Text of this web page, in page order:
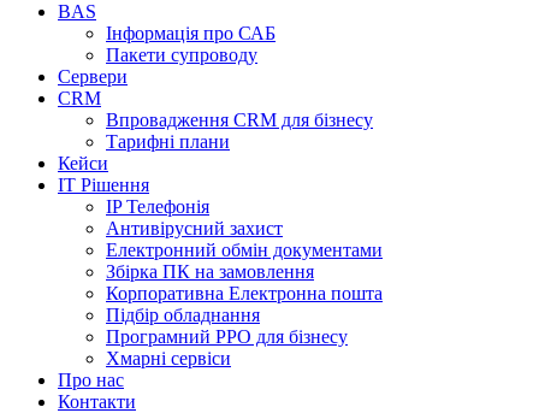
BAS
Інформація про САБ
Пакети супроводу
Сервери
CRM
Впровадження CRM для бізнесу
Тарифні плани
Кейси
ІТ Рішення
IP Телефонія
Антивірусний захист
Електронний обмін документами
Збірка ПК на замовлення
Корпоративна Електронна пошта
Підбір обладнання
Програмний РРО для бізнесу
Хмарні сервіси
Про нас
Контакти